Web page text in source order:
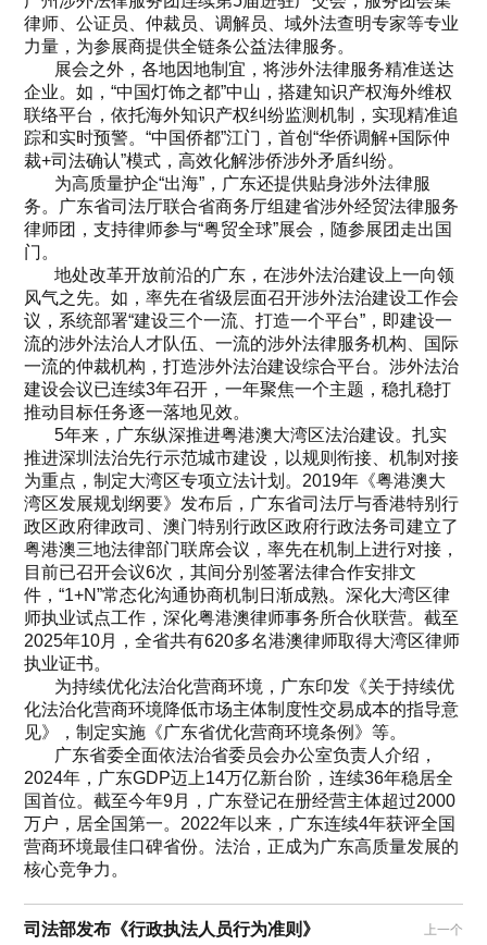
律师、公证员、仲裁员、调解员、域外法查明专家等专业
力量，为参展商提供全链条公益法律服务。
展会之外，各地因地制宜，将涉外法律服务精准送达
企业。如，“中国灯饰之都”中山，搭建知识产权海外维权
联络平台，依托海外知识产权纠纷监测机制，实现精准追
踪和实时预警。“中国侨都”江门，首创“华侨调解+国际仲
裁+司法确认”模式，高效化解涉侨涉外矛盾纠纷。
为高质量护企“出海”，广东还提供贴身涉外法律服
务。广东省司法厅联合省商务厅组建省涉外经贸法律服务
律师团，支持律师参与“粤贸全球”展会，随参展团走出国
门。
地处改革开放前沿的广东，在涉外法治建设上一向领
风气之先。如，率先在省级层面召开涉外法治建设工作会
议，系统部署“建设三个一流、打造一个平台”，即建设一
流的涉外法治人才队伍、一流的涉外法律服务机构、国际
一流的仲裁机构，打造涉外法治建设综合平台。涉外法治
建设会议已连续3年召开，一年聚焦一个主题，稳扎稳打
推动目标任务逐一落地见效。
5年来，广东纵深推进粤港澳大湾区法治建设。扎实
推进深圳法治先行示范城市建设，以规则衔接、机制对接
为重点，制定大湾区专项立法计划。2019年《粤港澳大
湾区发展规划纲要》发布后，广东省司法厅与香港特别行
政区政府律政司、澳门特别行政区政府行政法务司建立了
粤港澳三地法律部门联席会议，率先在机制上进行对接，
目前已召开会议6次，其间分别签署法律合作安排文
件，“1+N”常态化沟通协商机制日渐成熟。深化大湾区律
师执业试点工作，深化粤港澳律师事务所合伙联营。截至
2025年10月，全省共有620多名港澳律师取得大湾区律师
执业证书。
为持续优化法治化营商环境，广东印发《关于持续优
化法治化营商环境降低市场主体制度性交易成本的指导意
见》，制定实施《广东省优化营商环境条例》等。
广东省委全面依法治省委员会办公室负责人介绍，
2024年，广东GDP迈上14万亿新台阶，连续36年稳居全
国首位。截至今年9月，广东登记在册经营主体超过2000
万户，居全国第一。2022年以来，广东连续4年获评全国
营商环境最佳口碑省份。法治，正成为广东高质量发展的
核心竞争力。
司法部发布《行政执法人员行为准则》 上一个